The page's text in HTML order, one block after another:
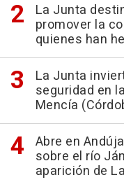
La Junta
promover la
quienes han
La Junta
seguridad en
Mencía
Abre en
sobre el río
aparición de